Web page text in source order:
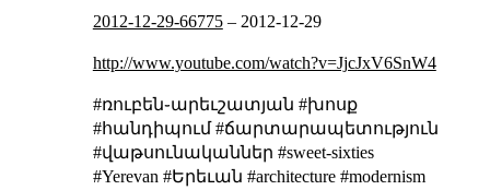
2012-12-29-66775– 2012-12-29
http://www.youtube.com/watch?v=JjcJxV6SnW4
#ռուբեն֊արեւշատյան #խոսք
#հանդիպում #ճարտարապետություն
#վաթսունականներ #sweet-sixties
#Yerevan #Երեւան #architecture #modernism